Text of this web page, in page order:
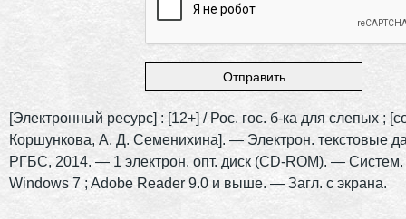
[Электронный ресурс] : [12+] / Рос. гос. б-ка для слепых ;
Коршункова, А. Д. Семенихина]. — Электрон. текстовые
РГБС, 2014. — 1 электрон. опт. диск (CD-ROM). — Систем.
Windows 7 ; Adobe Reader 9.0 и выше. — Загл. с экрана.